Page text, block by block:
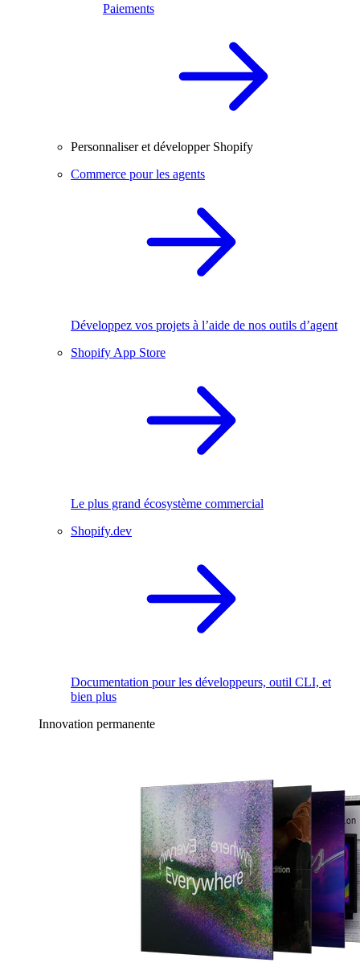
Paiements
Personnaliser et développer Shopify
Commerce pour les agents
Développez vos projets à l’aide de nos outils d’agent
Shopify App Store
Le plus grand écosystème commercial
Shopify.dev
Documentation pour les développeurs, outil CLI, et
bien plus
Innovation permanente